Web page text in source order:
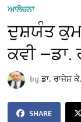
ਆਲੋਚਨਾ
ਦੁਸ਼ਯੰਤ
ਕਵੀ
byਡਾ. ਰਾਜੇਸ਼
SHARE